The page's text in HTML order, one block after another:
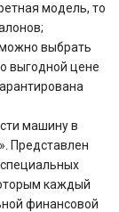
модель, то
выбрать
выгодной цене
машину в
Представлен
каждый
финансовой